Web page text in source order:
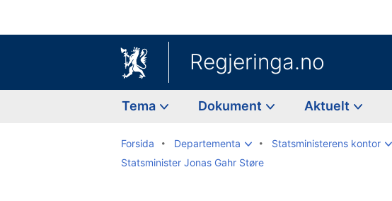
Regjeringa.no
Tema Dokument Aktuelt
Forsida Departementa Statsministerens kontor
Statsminister Jonas Gahr Støre